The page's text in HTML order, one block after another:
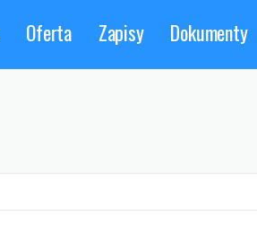
Oferta Zapisy Dokumenty